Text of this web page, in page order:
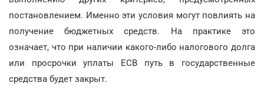
постановлением. Именно эти условия могут повлиять на
получение бюджетных средств. На практике это
означает, что при наличии какого-либо налогового долга
или просрочки уплаты ЕСВ путь в государственные
средства будет закрыт.